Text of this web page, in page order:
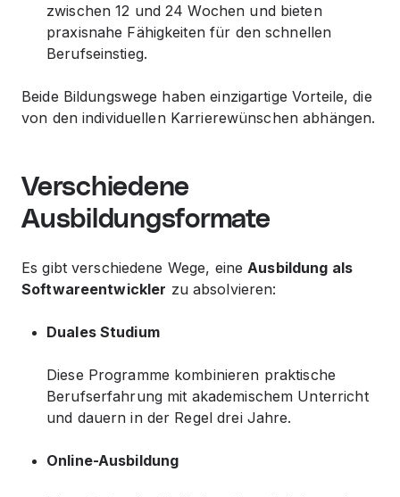
zwischen 12 und 24 Wochen und bieten
praxisnahe Fähigkeiten für den schnellen
Berufseinstieg.
Beide Bildungswege haben einzigartige Vorteile, die
von den individuellen Karrierewünschen abhängen.
Verschiedene
Ausbildungsformate
Es gibt verschiedene Wege, eineAusbildung als
Softwareentwickler zu absolvieren:
Duales Studium
Diese Programme kombinieren praktische
Berufserfahrung mit akademischem Unterricht
und dauern in der Regel drei Jahre.
Online-Ausbildung